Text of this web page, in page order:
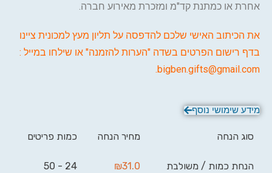
אחרת או כמתנת קד"מ ומזכרת מאירוע חברה.
את הכיתוב האישי שלכם להדפסה על תליון מעץ למכונית ציינו
בדף רישום הפרטים בשדה "הערות להזמנה" או שילחו במייל :
bigben.gifts@gmail.com
.
מידע שימושי נוסף
סוג הנחה מחיר הנחה כמות פריטים
הנחת כמות / משולבת ₪31.0
24 - 50